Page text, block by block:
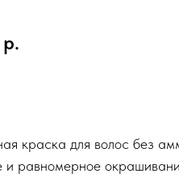
р.
краска для волос без
и равномерное